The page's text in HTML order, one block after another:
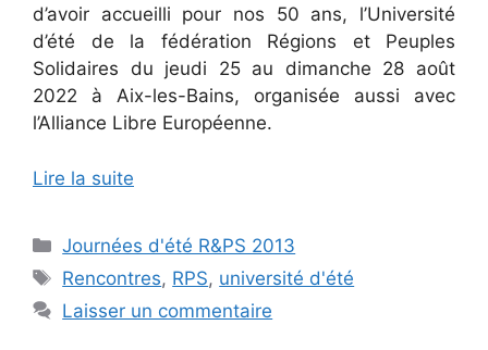
d’avoir accueilli pour nos 50 ans, l’Université
d’été de la fédération Régions et Peuples
Solidaires du jeudi 25 au dimanche 28 août
2022 à Aix-les-Bains, organisée aussi avec
l’Alliance Libre Européenne.
Lire la suite
Catégories
Journées d'été R&PS 2013
Étiquettes
Rencontres, RPS, université d'été
Laisser un commentaire